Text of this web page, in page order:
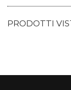
PRODOTTI